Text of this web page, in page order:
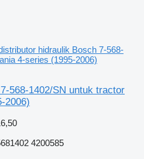
hidraulik Bosch 7-568-
4-series (1995-2006)
568-1402/SN untuk tractor
2006)
4200585